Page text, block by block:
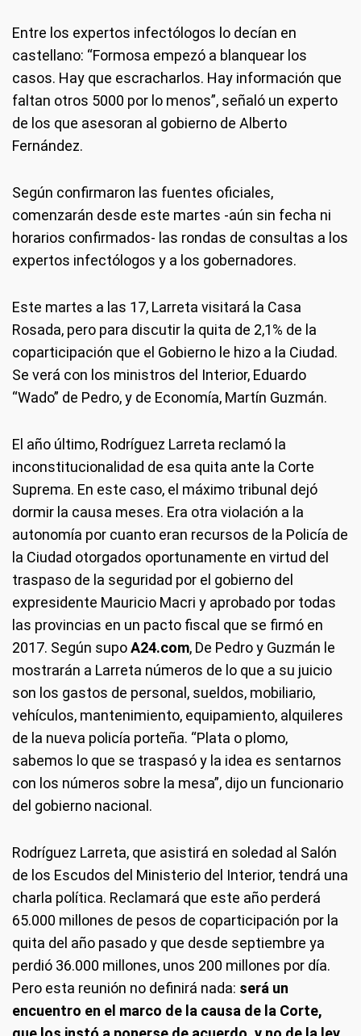
Entre los expertos infectólogos lo decían en
castellano: “Formosa empezó a blanquear los
casos. Hay que escracharlos. Hay información que
faltan otros 5000 por lo menos”, señaló un experto
de los que asesoran al gobierno de Alberto
Fernández.
Según confirmaron las fuentes oficiales,
comenzarán desde este martes -aún sin fecha ni
horarios confirmados- las rondas de consultas a los
expertos infectólogos y a los gobernadores.
Este martes a las 17, Larreta visitará la Casa
Rosada, pero para discutir la quita de 2,1% de la
coparticipación que el Gobierno le hizo a la Ciudad.
Se verá con los ministros del Interior, Eduardo
“Wado” de Pedro, y de Economía, Martín Guzmán.
El año último, Rodríguez Larreta reclamó la
inconstitucionalidad de esa quita ante la Corte
Suprema. En este caso, el máximo tribunal dejó
dormir la causa meses. Era otra violación a la
autonomía por cuanto eran recursos de la Policía de
la Ciudad otorgados oportunamente en virtud del
traspaso de la seguridad por el gobierno del
expresidente Mauricio Macri y aprobado por todas
las provincias en un pacto fiscal que se firmó en
2017. Según supoA24.com, De Pedro y Guzmán le
mostrarán a Larreta números de lo que a su juicio
son los gastos de personal, sueldos, mobiliario,
vehículos, mantenimiento, equipamiento, alquileres
de la nueva policía porteña. “Plata o plomo,
sabemos lo que se traspasó y la idea es sentarnos
con los números sobre la mesa”, dijo un funcionario
del gobierno nacional.
Rodríguez Larreta, que asistirá en soledad al Salón
de los Escudos del Ministerio del Interior, tendrá una
charla política. Reclamará que este año perderá
65.000 millones de pesos de coparticipación por la
quita del año pasado y que desde septiembre ya
perdió 36.000 millones, unos 200 millones por día.
Pero esta reunión no definirá nada: será un
encuentro en el marco de la causa de la Corte,